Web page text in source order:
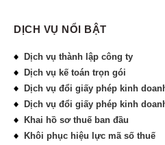
DỊCH VỤ NỔI BẬT
Dịch vụ thành lập công ty
Dịch vụ kế toán trọn gói
Dịch vụ đổi giấy phép kinh
Dịch vụ đổi giấy phép kinh
Khai hồ sơ thuế ban đầu
Khôi phục hiệu lực mã số thuế